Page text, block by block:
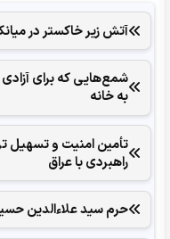
آتش زیر خاکستر در
شمع‌هایی که ‌برای
به خانه
تأمین امنیت و تسهیل
راهبردی با عراق
حرم سید علاءالدین